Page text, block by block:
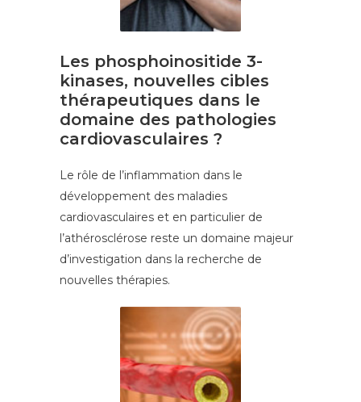
Les phosphoinositide 3-
kinases, nouvelles cibles
thérapeutiques dans le
domaine des pathologies
cardiovasculaires ?
Le rôle de l’inflammation dans le
développement des maladies
cardiovasculaires et en particulier de
l’athérosclérose reste un domaine majeur
d’investigation dans la recherche de
nouvelles thérapies.